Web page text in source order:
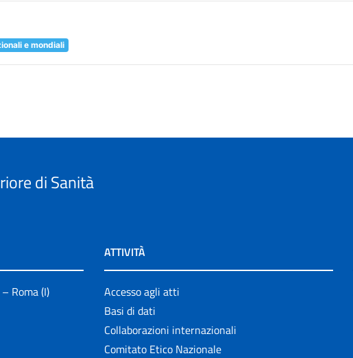
e mondiali
di Sanità
Roma (I)
ATTIVITÀ
Accesso agli atti
Basi di dati
Collaborazioni internazionali
Comitato Etico Nazionale